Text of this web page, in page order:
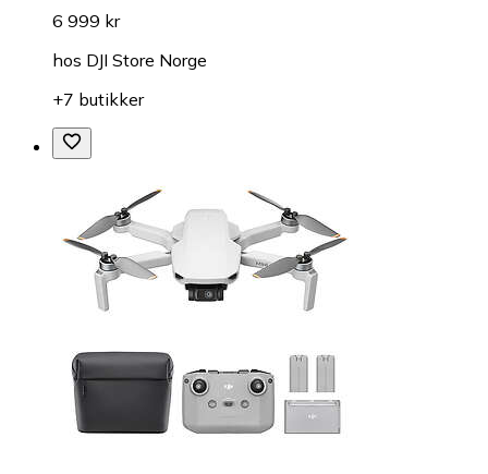
6 999 kr
hos DJI Store Norge
+7 butikker